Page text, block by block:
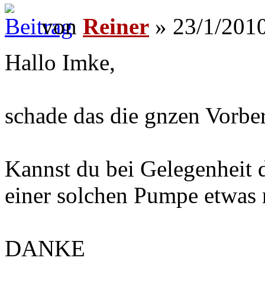
von Reiner » 23/1/
Hallo Imke,
schade das die gnzen
Kannst du bei Gelegenheit
einer solchen Pumpe etwas
DANKE